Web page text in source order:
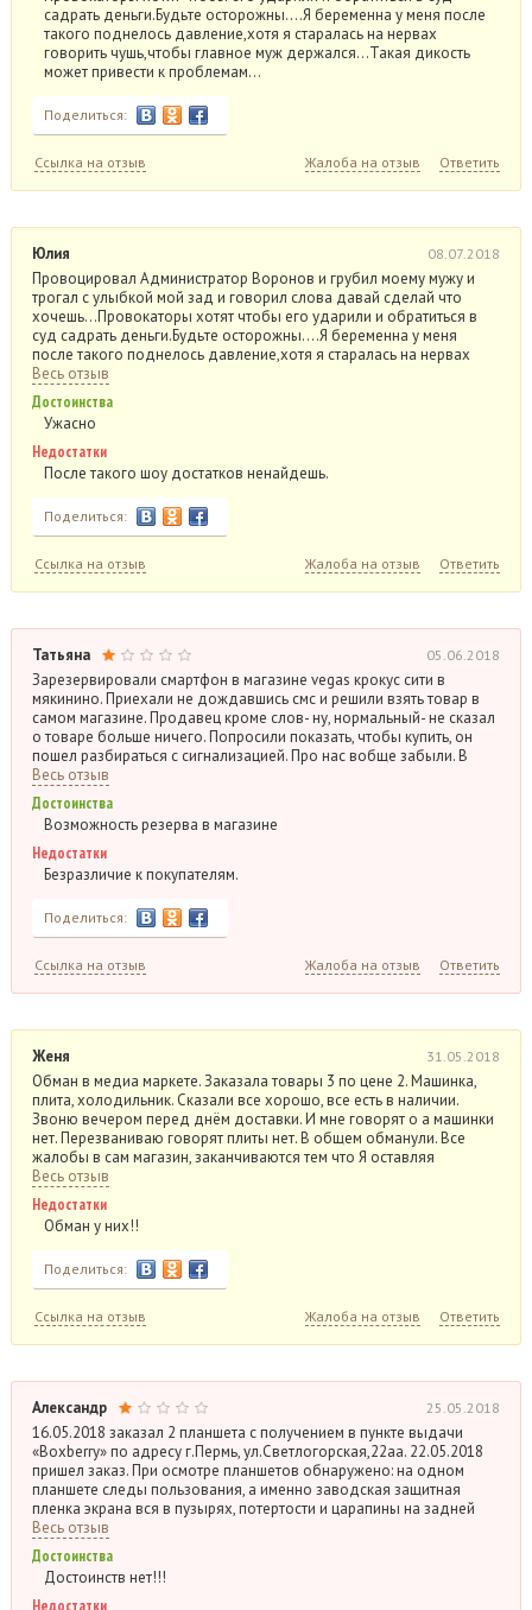
садрать деньги.Будьте осторожны….Я беременна у меня после
такого поднелось давление,хотя я старалась на нервах
говорить чушь,чтобы главное муж держался…Такая дикость
может привести к проблемам…
Поделиться:
Ссылка на отзыв Жалоба на отзыв Ответить
Юлия 08.07.2018
Провоцировал Администратор Воронов и грубил моему мужу и
трогал с улыбкой мой зад и говорил слова давай сделай что
хочешь…Провокаторы хотят чтобы его ударили и обратиться в
суд садрать деньги.Будьте осторожны….Я беременна у меня
после такого поднелось давление,хотя я старалась на нервах
Весь отзыв
Достоинства
Ужасно
Недостатки
После такого шоу достатков ненайдешь.
Поделиться:
Ссылка на отзыв Жалоба на отзыв Ответить
Татьяна 05.06.2018
Зарезервировали смартфон в магазине vegas крокус сити в
мякинино. Приехали не дождавшись смс и решили взять товар в
самом магазине. Продавец кроме слов- ну, нормальный- не сказал
о товаре больше ничего. Попросили показать, чтобы купить, он
пошел разбираться с сигнализацией. Про нас вобще забыли. В
Весь отзыв
Достоинства
Возможность резерва в магазине
Недостатки
Безразличие к покупателям.
Поделиться:
Ссылка на отзыв Жалоба на отзыв Ответить
Женя 31.05.2018
Обман в медиа маркете. Заказала товары 3 по цене 2. Машинка,
плита, холодильник. Сказали все хорошо, все есть в наличии.
Звоню вечером перед днём доставки. И мне говорят о а машинки
нет. Перезваниваю говорят плиты нет. В общем обманули. Все
жалобы в сам магазин, заканчиваются тем что Я оставляя
Весь отзыв
Недостатки
Обман у них!!
Поделиться:
Ссылка на отзыв Жалоба на отзыв Ответить
Александр 25.05.2018
16.05.2018 заказал 2 планшета с получением в пункте выдачи
«Boxberry» по адресу г.Пермь, ул.Светлогорская,22аа. 22.05.2018
пришел заказ. При осмотре планшетов обнаружено: на одном
планшете следы пользования, а именно заводская защитная
пленка экрана вся в пузырях, потертости и царапины на задней
Весь отзыв
Достоинства
Достоинств нет!!!
Недостатки